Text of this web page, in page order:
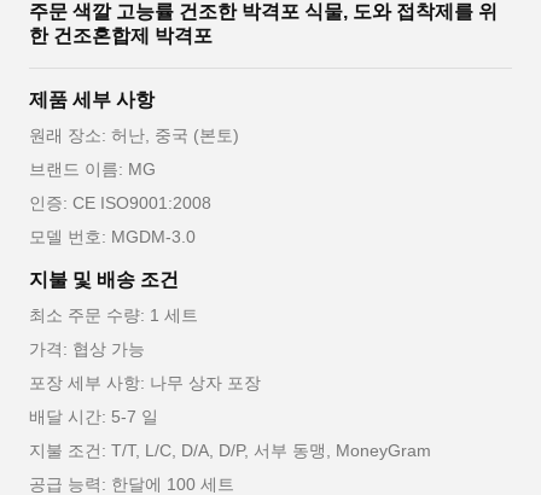
주문 색깔 고능률 건조한 박격포 식물, 도와 접착제를 위
한 건조혼합제 박격포
제품 세부 사항
원래 장소: 허난, 중국 (본토)
브랜드 이름: MG
인증: CE ISO9001:2008
모델 번호: MGDM-3.0
지불 및 배송 조건
최소 주문 수량: 1 세트
가격: 협상 가능
포장 세부 사항: 나무 상자 포장
배달 시간: 5-7 일
지불 조건: T/T, L/C, D/A, D/P, 서부 동맹, MoneyGram
공급 능력: 한달에 100 세트